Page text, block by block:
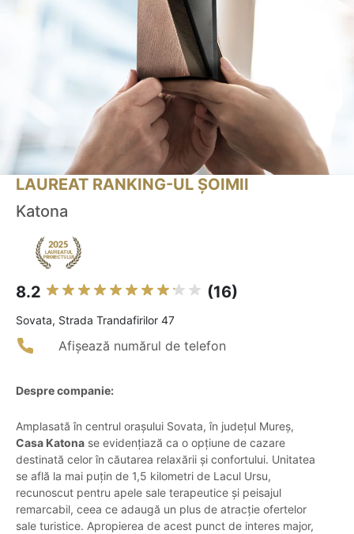
LAUREAT RANKING-UL ȘOIMII
Katona
8.2 (16)
Sovata, Strada Trandafirilor 47
Afișează numărul de telefon
Despre companie:
Amplasată în centrul orașului Sovata, în județul Mureș,
Casa Katona se evidențiază ca o opțiune de cazare
destinată celor în căutarea relaxării și confortului. Unitatea
se află la mai puțin de 1,5 kilometri de Lacul Ursu,
recunoscut pentru apele sale terapeutice și peisajul
remarcabil, ceea ce adaugă un plus de atracție ofertelor
sale turistice. Apropierea de acest punct de interes major,